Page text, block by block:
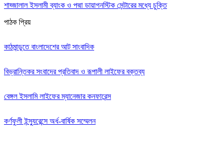
শাহ্জালাল ইসলামী ব্যাংক ও পদ্মা ডায়াগনস্টিক সেন্টারের মধ্যে চুক্তি
পাঠক প্রিয়
কাঠমান্ডুতে বাংলাদেশের আট সাংবাদিক
বিভ্রান্তিকর সংবাদের প্রতিবাদ ও রূপালী লাইফের বক্তব্য
বেঙ্গল ইসলামি লাইফের ম্যানেজার কনফারেন্স
কর্ণফুলী ইন্স্যুরেন্সে অর্ধ-বার্ষিক সম্মেলন